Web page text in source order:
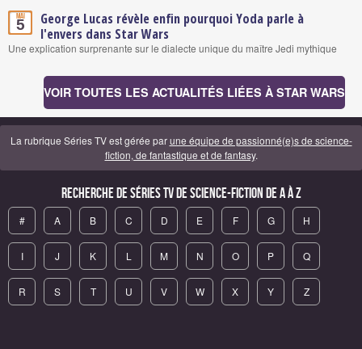
Mai
5
George Lucas révèle enfin pourquoi Yoda parle à
l'envers dans Star Wars
Une explication surprenante sur le dialecte unique du maître Jedi mythique
VOIR TOUTES LES ACTUALITÉS LIÉES À STAR WARS
La rubrique Séries TV est gérée parune équipe de passionné(e)s de science-
fiction, de fantastique et de fantasy.
Recherche de Séries TV de science-fiction de A à Z
# A B C D E F G H
I J K L M N O P Q
R S T U V W X Y Z